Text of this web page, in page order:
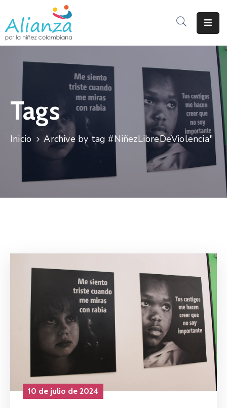
Inicio
Alianza
Documentos
Alianza
Contáctanos
Tags
Inicio Archive by tag #NiñezLibreDeViolencia"
10 de julio de 2024